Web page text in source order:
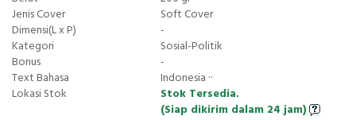
Jenis Cover
Soft Cover
Dimensi(L x P)
-
Kategori
Sosial-Politik
Bonus
-
Text Bahasa
Indonesia ··
Lokasi Stok
Stok Tersedia.
(Siap dikirim dalam 24 jam)